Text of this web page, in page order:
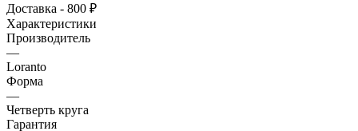
Доставка - 800 ₽
Характеристики
Производитель
—
Loranto
Форма
—
Четверть круга
Гарантия